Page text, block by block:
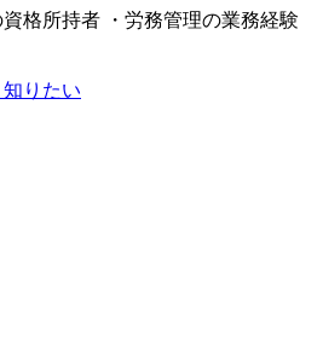
格所持者 ・労務管理の業務経験
りたい